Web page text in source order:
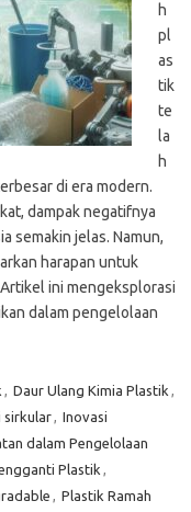
h
pl
as
tik
te
la
h
di era modern.
dampak negatifnya
semakin jelas. Namun,
harapan untuk
ini mengeksplorasi
dalam pengelolaan
, Daur Ulang Kimia Plastik ,
sirkular, Inovasi
dalam Pengelolaan
Plastik ,
, Plastik Ramah